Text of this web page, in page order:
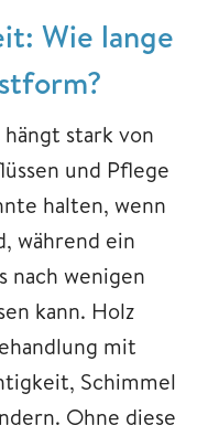
Wie lange
hängt stark von
und Pflege
halten, wenn
während ein
nach wenigen
kann. Holz
mit
Schimmel
Ohne diese